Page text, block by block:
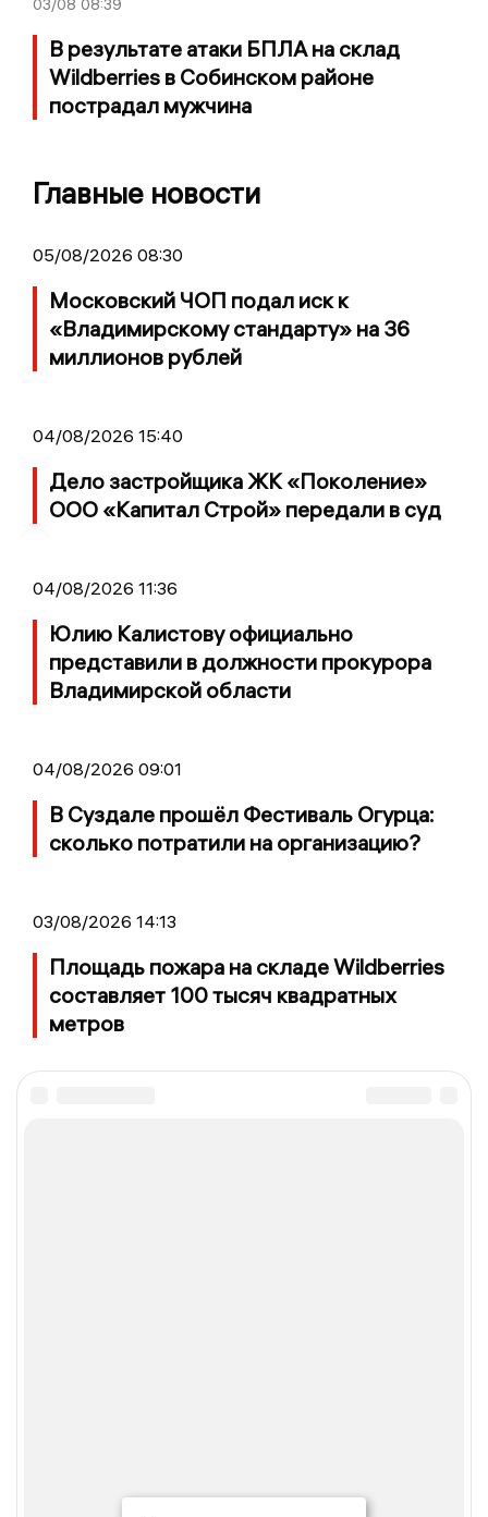
03/08 08:39
В результате атаки БПЛА на склад
Wildberries в Собинском районе
пострадал мужчина
Главные новости
05/08/2026 08:30
Московский ЧОП подал иск к
«Владимирскому стандарту» на 36
миллионов рублей
04/08/2026 15:40
Дело застройщика ЖК «Поколение»
ООО «Капитал Строй» передали в суд
04/08/2026 11:36
Юлию Калистову официально
представили в должности прокурора
Владимирской области
04/08/2026 09:01
В Суздале прошёл Фестиваль Огурца:
сколько потратили на организацию?
03/08/2026 14:13
Площадь пожара на складе Wildberries
составляет 100 тысяч квадратных
метров